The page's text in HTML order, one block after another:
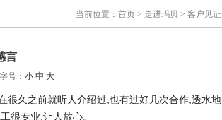
当前位置： 首页 > 走进玛贝 > 客户见证
言
号： 小 中 大
很久之前就听人介绍过,也有过好几次合作,透水地
很专业,让人放心。